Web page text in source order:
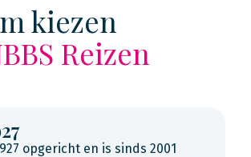
kiezen
Reizen
opgericht en is sinds 2001